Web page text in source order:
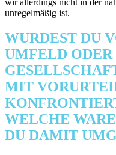
unregelmäßig ist.
WURDEST DU
UMFELD ODER
MIT
WELCHE
DU DAMIT